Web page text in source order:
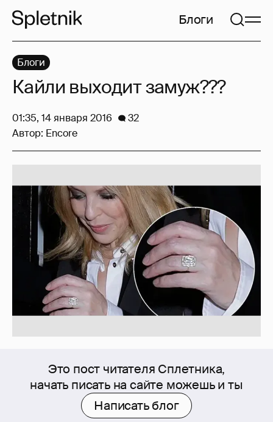
Блоги
Это пост читателя Сплетника,
начать писать на сайте можешь и ты
Написать блог
Блоги
Кайли выходит замуж???
01:35, 14 января 2016
32
Автор: Encore